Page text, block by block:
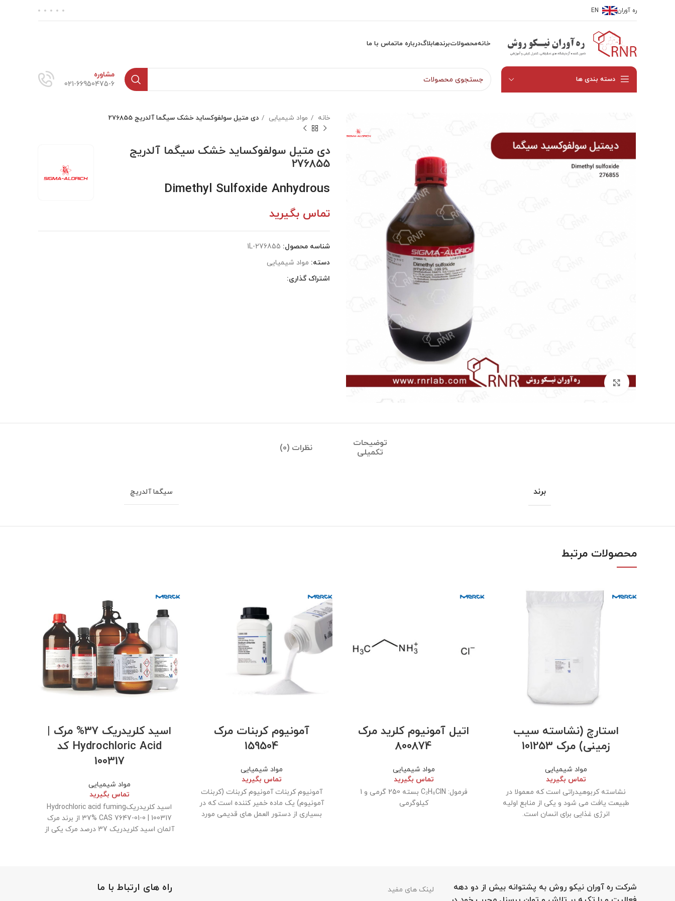
ره آوران EN
خانهمحصولاتبرندهابلاگدرباره ماتماس با ما
دسته بندی ها
مشاوره
021-66950475-6
بزرگنمایی تصویر
خانه مواد شیمیایی دی متیل سولفوکساید خشک سیگما آلدریج 276855
دی متیل سولفوکساید خشک سیگما آلدریج
276855
Dimethyl Sulfoxide Anhydrous
تماس بگیرید
شناسه محصول: 276855-1L
دسته: مواد شیمیایی
اشتراک گذاری:
توضیحات
تکمیلی
نظرات (0)
برند سیگما آلدریچ
محصولات مرتبط
استارچ (نشاسته سیب
زمینی) مرک 101253
مواد شیمیایی
تماس بگیرید
نشاسته کربوهیدراتی است که معمولا در
طبیعت یافت می شود و یکی از منابع اولیه
انرژی غذایی برای انسان است.
اتیل آمونیوم کلرید مرک
800874
مواد شیمیایی
تماس بگیرید
فرمول: C₂H₈ClN بسته 250 گرمی و 1
کیلوگرمی
آمونیوم کربنات مرک
159504
مواد شیمیایی
تماس بگیرید
آمونیوم کربنات آمونیوم کربنات (کربنات
آمونیوم) یک ماده خمیر کننده است که در
بسیاری از دستور العمل های قدیمی مورد
اسید کلریدریک 37% مرک |
Hydrochloric Acid کد
100317
مواد شیمیایی
تماس بگیرید
اسید کلریدریکHydrochloric acid fuming
37% CAS 7647-01-0 | 100317 از برند مرک
آلمان اسید کلریدریک 37 درصد مرک یکی از
شرکت ره آوران نیکو روش به پشتوانه بیش از دو دهه
لینک های مفید
راه های ارتباط با ما